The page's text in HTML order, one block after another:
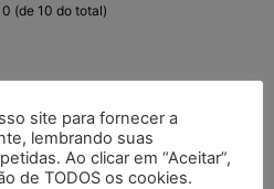
(de 10 do total)
site para fornecer a
lembrando suas
Ao clicar em “Aceitar”,
de TODOS os cookies.